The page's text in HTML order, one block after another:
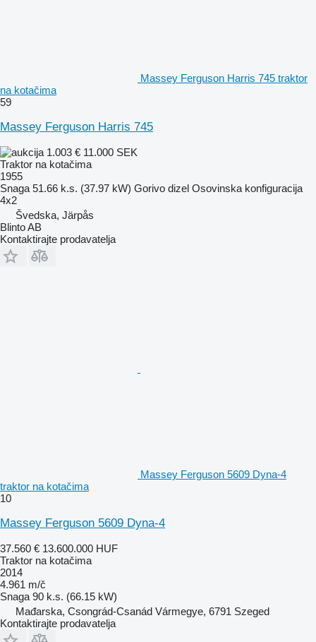
Massey Ferguson Harris 745 traktor
na kotačima
59
Massey Ferguson Harris 745
1.003 € 11.000 SEK
Traktor na kotačima
1955
Snaga 51.66 k.s. (37.97 kW) Gorivo dizel Osovinska konfiguracija
4x2
Švedska, Järpås
Blinto AB
Kontaktirajte prodavatelja
Massey Ferguson 5609 Dyna-4
traktor na kotačima
10
Massey Ferguson 5609 Dyna-4
37.560 € 13.600.000 HUF
Traktor na kotačima
2014
4.961 m/č
Snaga 90 k.s. (66.15 kW)
Mađarska, Csongrád-Csanád Vármegye, 6791 Szeged
Kontaktirajte prodavatelja